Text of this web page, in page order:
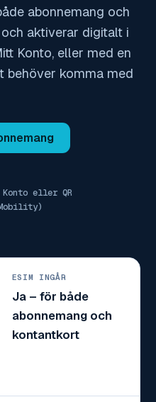
abonnemang och
aktiverar digitalt i
Konto, eller med en
behöver komma med
eller QR
ESIM INGÅR
Ja – för både
abonnemang och
kontantkort